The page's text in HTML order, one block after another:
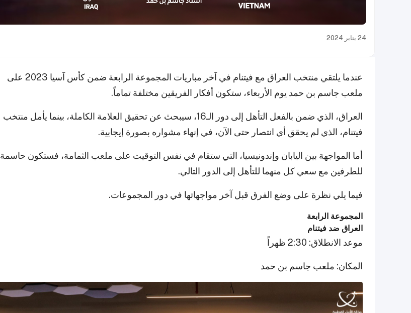
24 يناير 2024
عندما يلتقي منتخب العراق مع فيتنام في آخر مباريات المجموعة الرابعة ضمن كأس آسيا 2023 على
ملعب جاسم بن حمد يوم الأربعاء، ستكون أفكار الفريقين مختلفة تماماً.
العراق، الذي ضمن بالفعل التأهل إلى دور الـ16، سيبحث عن تحقيق العلامة الكاملة، بينما يأمل منتخب
فيتنام، الذي لم يحقق أي انتصار حتى الآن، في إنهاء مشواره بصورة إيجابية.
أما المواجهة بين اليابان وإندونيسيا، التي ستقام في نفس التوقيت على ملعب الثمامة، فستكون حاسمة
للطرفين مع سعي كل منهما للتأهل إلى الدور التالي.
فيما يلي نظرة على وضع الفرق قبل آخر مواجهاتها في دور المجموعات.
المجموعة الرابعة
العراق ضد فيتنام
موعد الانطلاق: 2:30 ظهراً
المكان: ملعب جاسم بن حمد